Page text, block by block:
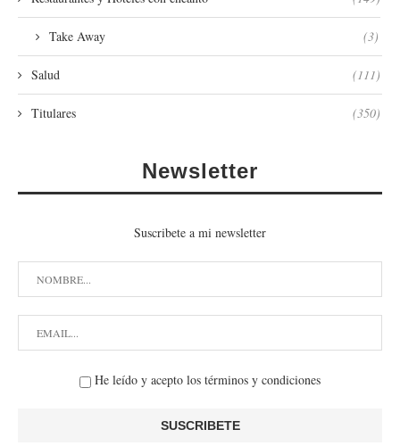
Take Away (3)
Salud (111)
Titulares (350)
Newsletter
Suscribete a mi newsletter
He leído y acepto los términos y condiciones